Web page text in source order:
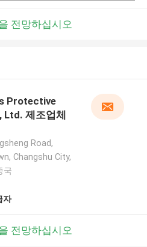
전망하십시오
Protective
Ltd. 제조업체
Road,
Changshu City,
국
자
전망하십시오